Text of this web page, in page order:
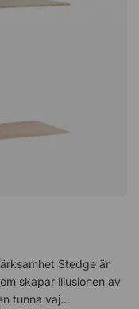
Stedge är
skapar illusionen av
tunna vajern ger